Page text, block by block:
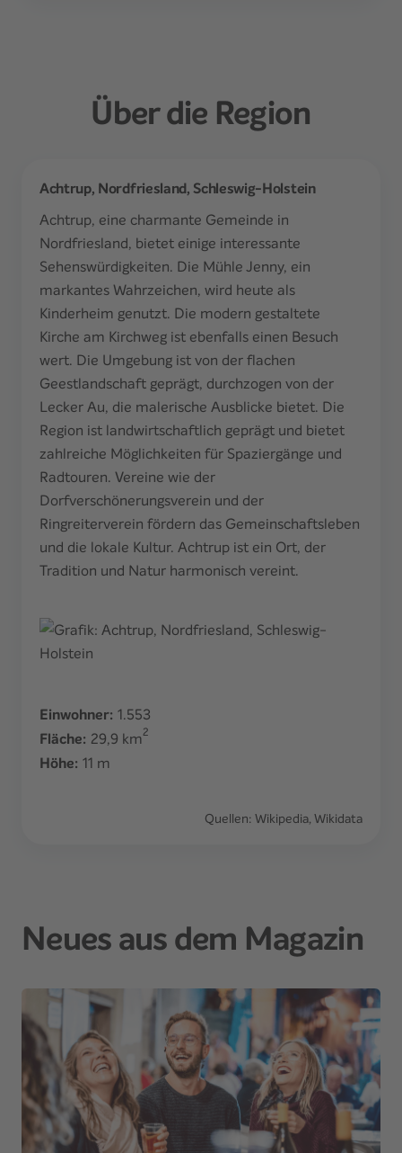
Über die Region
Achtrup, Nordfriesland, Schleswig-Holstein
Achtrup, eine charmante Gemeinde in
Nordfriesland, bietet einige interessante
Sehenswürdigkeiten. Die Mühle Jenny, ein
markantes Wahrzeichen, wird heute als
Kinderheim genutzt. Die modern gestaltete
Kirche am Kirchweg ist ebenfalls einen Besuch
wert. Die Umgebung ist von der flachen
Geestlandschaft geprägt, durchzogen von der
Lecker Au, die malerische Ausblicke bietet. Die
Region ist landwirtschaftlich geprägt und bietet
zahlreiche Möglichkeiten für Spaziergänge und
Radtouren. Vereine wie der
Dorfverschönerungsverein und der
Ringreiterverein fördern das Gemeinschaftsleben
und die lokale Kultur. Achtrup ist ein Ort, der
Tradition und Natur harmonisch vereint.
Einwohner: 1.553
Fläche: 29,9 km2
Höhe: 11 m
Quellen: Wikipedia, Wikidata
Neues aus dem Magazin